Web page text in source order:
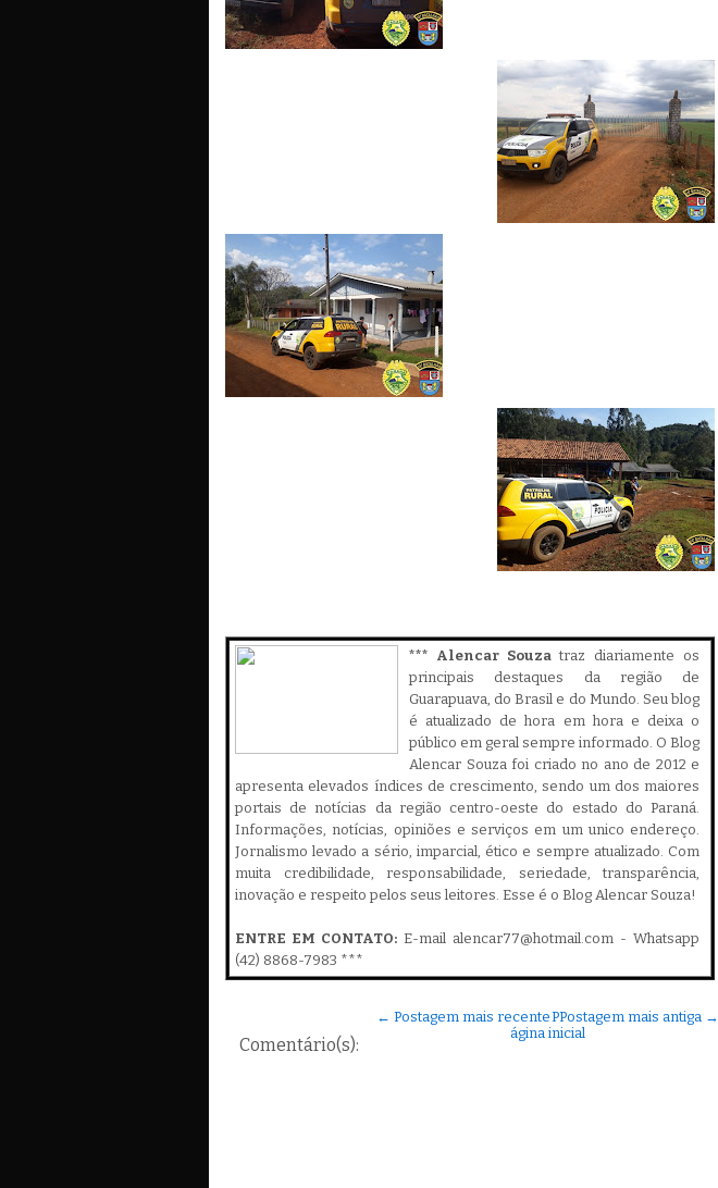
*** Alencar Souzatraz diariamente os
principais destaques da região de
Guarapuava, do Brasil e do Mundo. Seu blog
é atualizado de hora em hora e deixa o
público em geral sempre informado. O Blog
Alencar Souza foi criado no ano de 2012 e
apresenta elevados índices de crescimento, sendo um dos maiores
portais de notícias da região centro-oeste do estado do Paraná.
Informações, notícias, opiniões e serviços em um unico endereço.
Jornalismo levado a sério, imparcial, ético e sempre atualizado. Com
muita credibilidade, responsabilidade, seriedade, transparência,
inovação e respeito pelos seus leitores. Esse é o Blog Alencar Souza!
ENTRE EM CONTATO: E-mail alencar77@hotmail.com - Whatsapp
(42) 8868-7983 ***
Comentário(s):
← Postagem mais recente Postagem mais antiga →
P
ágina inicial